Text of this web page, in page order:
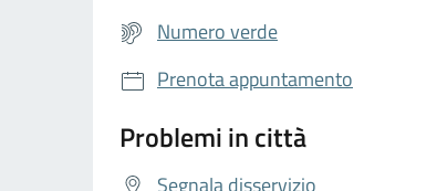
Numero verde
Prenota appuntamento
Problemi in città
Segnala disservizio